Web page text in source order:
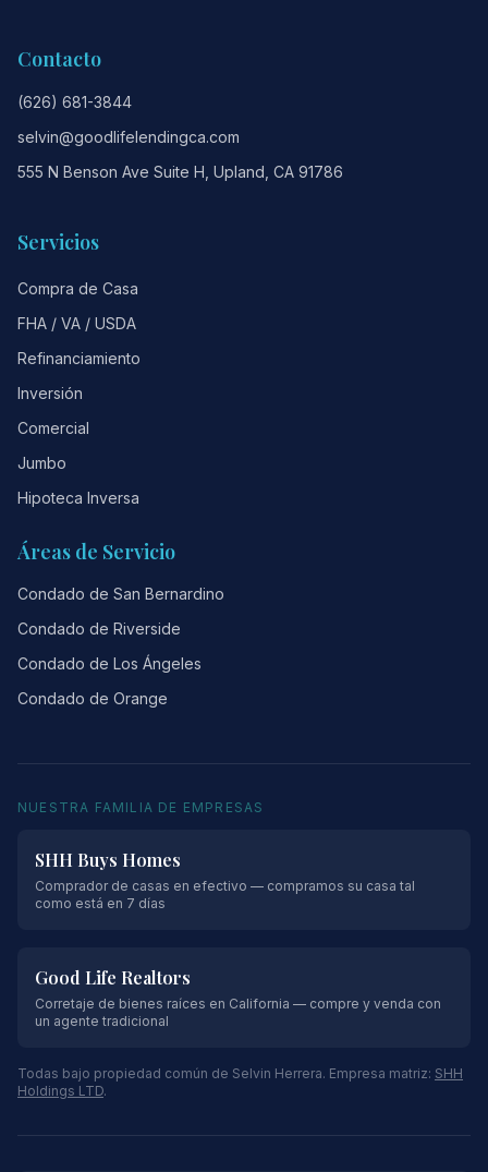
Contacto
(626) 681-3844
selvin@goodlifelendingca.com
555 N Benson Ave Suite H, Upland, CA 91786
Servicios
Compra de Casa
FHA / VA / USDA
Refinanciamiento
Inversión
Comercial
Jumbo
Hipoteca Inversa
Áreas de Servicio
Condado de San Bernardino
Condado de Riverside
Condado de Los Ángeles
Condado de Orange
NUESTRA FAMILIA DE EMPRESAS
SHH Buys Homes
Comprador de casas en efectivo — compramos su casa tal
como está en 7 días
Good Life Realtors
Corretaje de bienes raíces en California — compre y venda con
un agente tradicional
Todas bajo propiedad común de Selvin Herrera. Empresa matriz: SHH
Holdings LTD.